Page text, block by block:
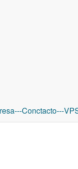
---Conctacto---